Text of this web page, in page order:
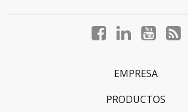
FacebookLinkedIn YouTube
EMPRESA
PRODUCTOS